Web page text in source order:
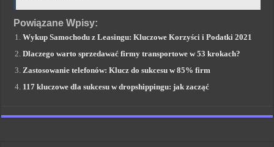
Powiązane Wpisy:
Wykup Samochodu z Leasingu: Kluczowe Korzyści i Podatki 2021
Dlaczego warto sprzedawać firmy transportowe w 53 krokach?
Zastosowanie telefonów: Klucz do sukcesu w 85% firm
117 kluczowe dla sukcesu w dropshippingu: jak zacząć